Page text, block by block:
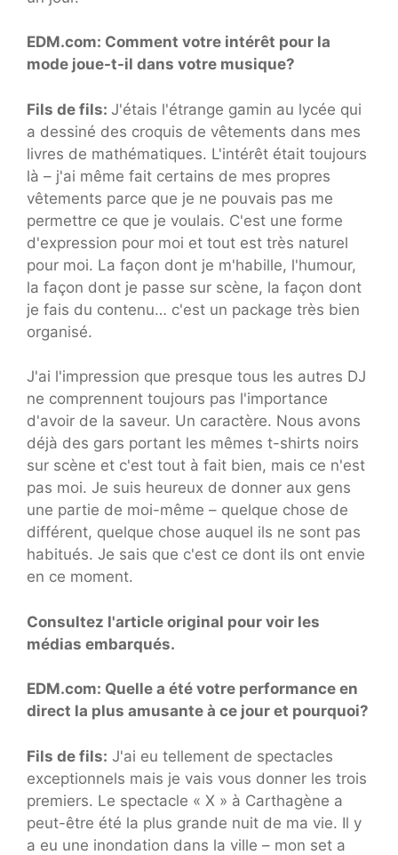
EDM.com: Comment votre intérêt pour la
mode joue-t-il dans votre musique?
Fils de fils: J'étais l'étrange gamin au lycée qui
a dessiné des croquis de vêtements dans mes
livres de mathématiques. L'intérêt était toujours
là – j'ai même fait certains de mes propres
vêtements parce que je ne pouvais pas me
permettre ce que je voulais. C'est une forme
d'expression pour moi et tout est très naturel
pour moi. La façon dont je m'habille, l'humour,
la façon dont je passe sur scène, la façon dont
je fais du contenu… c'est un package très bien
organisé.
J'ai l'impression que presque tous les autres DJ
ne comprennent toujours pas l'importance
d'avoir de la saveur. Un caractère. Nous avons
déjà des gars portant les mêmes t-shirts noirs
sur scène et c'est tout à fait bien, mais ce n'est
pas moi. Je suis heureux de donner aux gens
une partie de moi-même – quelque chose de
différent, quelque chose auquel ils ne sont pas
habitués. Je sais que c'est ce dont ils ont envie
en ce moment.
Consultez l'article original pour voir les
médias embarqués.
EDM.com: Quelle a été votre performance en
direct la plus amusante à ce jour et pourquoi?
Fils de fils: J'ai eu tellement de spectacles
exceptionnels mais je vais vous donner les trois
premiers. Le spectacle « X » à Carthagène a
peut-être été la plus grande nuit de ma vie. Il y
a eu une inondation dans la ville – mon set a